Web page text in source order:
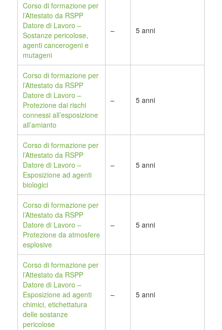
Corso di formazione per
l’Attestato da RSPP
Datore di Lavoro –
Sostanze pericolose,
agenti cancerogeni e
mutageni
– 5 anni
Corso di formazione per
l’Attestato da RSPP
Datore di Lavoro –
Protezione dai rischi
connessi all’esposizione
all’amianto
– 5 anni
Corso di formazione per
l’Attestato da RSPP
Datore di Lavoro –
Esposizione ad agenti
biologici
– 5 anni
Corso di formazione per
l’Attestato da RSPP
Datore di Lavoro –
Protezione da atmosfere
esplosive
– 5 anni
Corso di formazione per
l’Attestato da RSPP
Datore di Lavoro –
Esposizione ad agenti
chimici, etichettatura
delle sostanze
pericolose
– 5 anni